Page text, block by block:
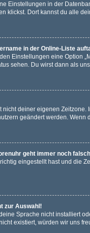
Einstellungen in der
klickst. Dort kannst du alle
in der Online-Liste
Einstellungen eine Option
sehen. Du wirst dann als
deiner eigenen
geändert werden.
geht immer noch
eingestellt hast und die
zur Auswahl!
Sprache nicht installiert
existiert, würden wir uns